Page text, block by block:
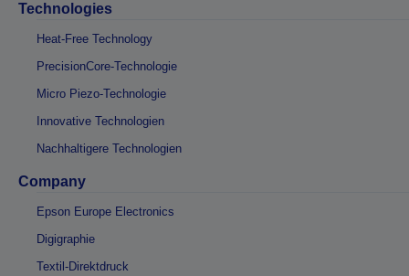
Technologies
Heat-Free Technology
PrecisionCore-Technologie
Micro Piezo-Technologie
Innovative Technologien
Nachhaltigere Technologien
Company
Epson Europe Electronics
Digigraphie
Textil-Direktdruck